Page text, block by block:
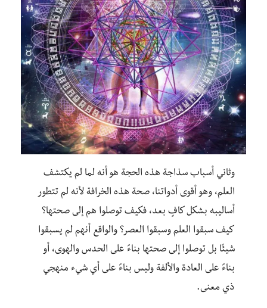
وثاني أسباب سذاجة هذه الحجة هو أنه لما لم يكتشف
العلم، وهو أقوى أدواتنا، صحة هذه الخرافة لأنه لم تتطور
أساليبه بشكل كافٍ بعد، فكيف توصلوا هم إلى صحتها؟
كيف سبقوا العلم وسبقوا العصر؟ والواقع أنهم لم يسبقوا
شيئًا بل توصلوا إلى صحتها بناءً على الحدس والهوى، أو
بناءً على العادة والألفة وليس بناءً على أي شيء منهجي
ذي معنى.